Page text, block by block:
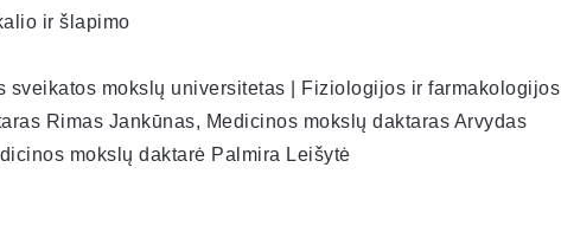
ir šlapimo
sveikatos mokslų universitetas | Fiziologijos ir farmakologijos
Rimas Jankūnas, Medicinos mokslų daktaras Arvydas
mokslų daktarė Palmira Leišytė